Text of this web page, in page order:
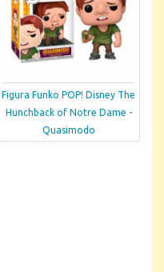
Figura Funko POP! Disney The
Hunchback of Notre Dame -
Quasimodo